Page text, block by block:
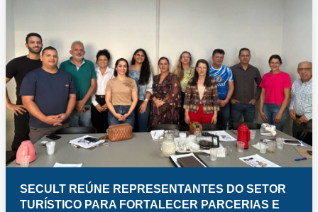
SECULT REÚNE REPRESENTANTES DO SETOR
TURÍSTICO PARA FORTALECER PARCERIAS E